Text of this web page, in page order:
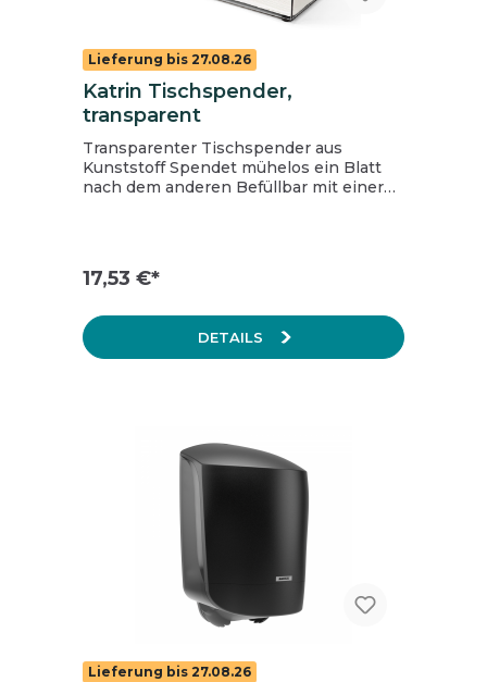
Lieferung bis 27.08.26
Katrin Tischspender,
transparent
Transparenter Tischspender aus
Kunststoff Spendet mühelos ein Blatt
nach dem anderen Befüllbar mit einer
Büro, Küche oder Restaurant
17,53 €*
DETAILS
Lieferung bis 27.08.26